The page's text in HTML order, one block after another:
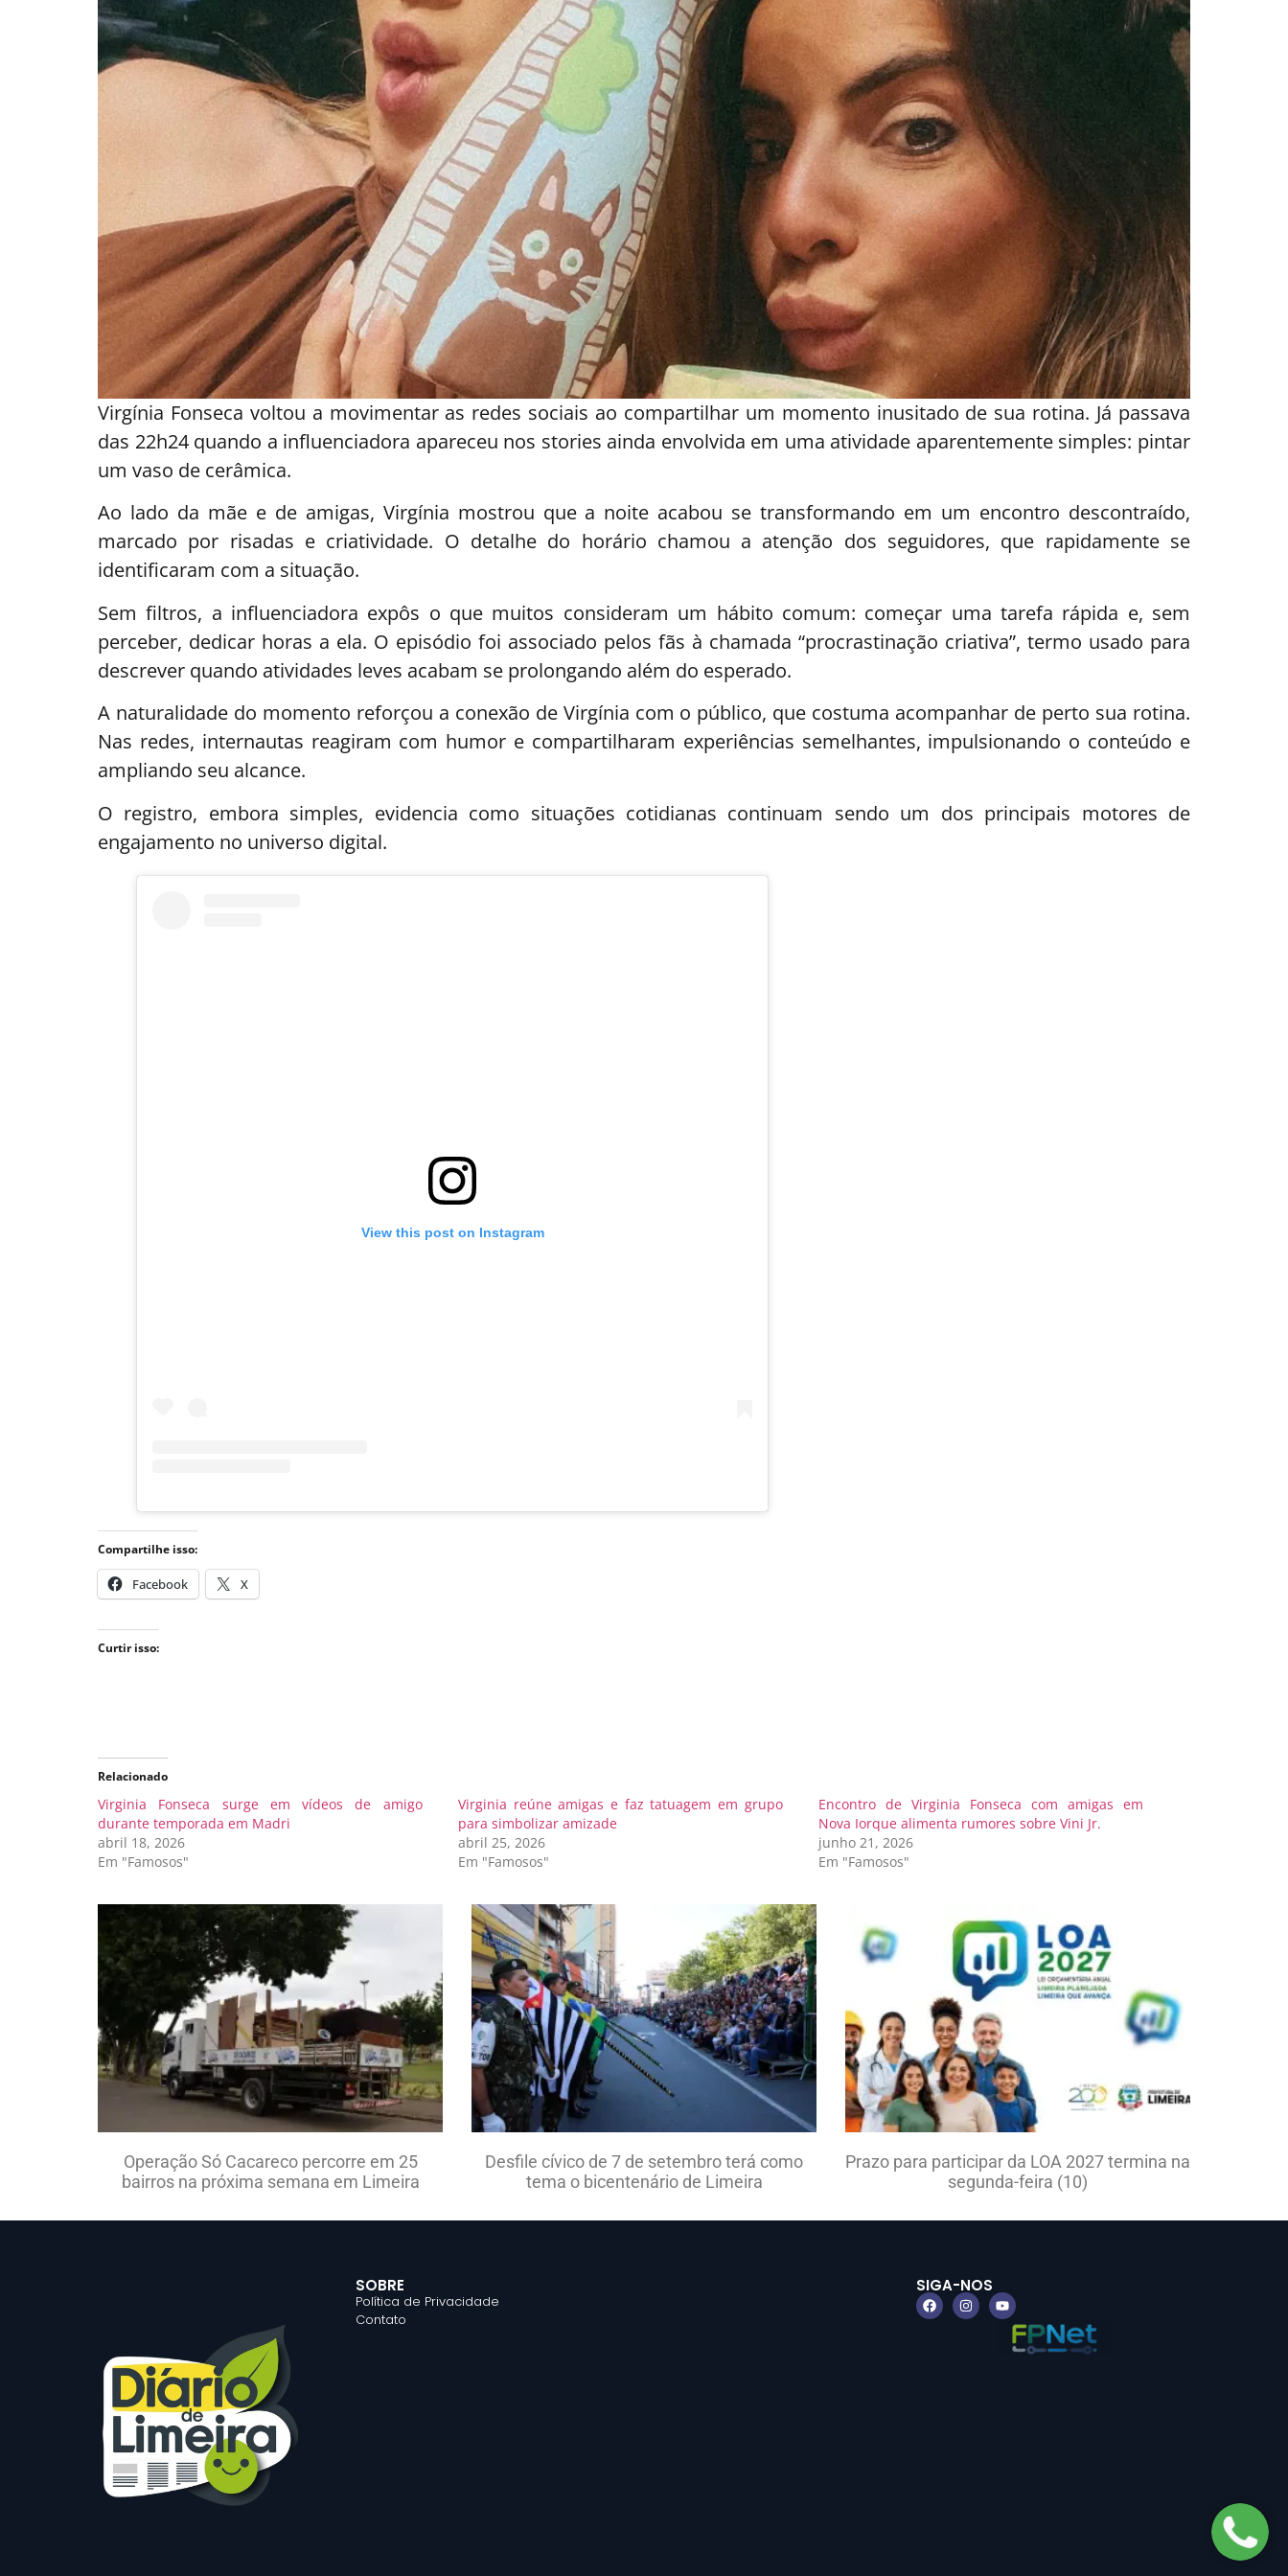
Virgínia Fonseca voltou a movimentar as redes sociais ao compartilhar um momento inusitado de sua rotina. Já passava
das 22h24 quando a influenciadora apareceu nos stories ainda envolvida em uma atividade aparentemente simples: pintar
um vaso de cerâmica.
Ao lado da mãe e de amigas, Virgínia mostrou que a noite acabou se transformando em um encontro descontraído,
marcado por risadas e criatividade. O detalhe do horário chamou a atenção dos seguidores, que rapidamente se
identificaram com a situação.
Sem filtros, a influenciadora expôs o que muitos consideram um hábito comum: começar uma tarefa rápida e, sem
perceber, dedicar horas a ela. O episódio foi associado pelos fãs à chamada “procrastinação criativa”, termo usado para
descrever quando atividades leves acabam se prolongando além do esperado.
A naturalidade do momento reforçou a conexão de Virgínia com o público, que costuma acompanhar de perto sua rotina.
Nas redes, internautas reagiram com humor e compartilharam experiências semelhantes, impulsionando o conteúdo e
ampliando seu alcance.
O registro, embora simples, evidencia como situações cotidianas continuam sendo um dos principais motores de
engajamento no universo digital.
View this post on Instagram
Compartilhe isso:
Facebook X
Curtir isso:
Relacionado
Virginia Fonseca surge em vídeos de amigo
durante temporada em Madri
abril 18, 2026
Em "Famosos"
Virginia reúne amigas e faz tatuagem em grupo
para simbolizar amizade
abril 25, 2026
Em "Famosos"
Encontro de Virginia Fonseca com amigas em
Nova Iorque alimenta rumores sobre Vini Jr.
junho 21, 2026
Em "Famosos"
Operação Só Cacareco percorre em 25
bairros na próxima semana em Limeira
Desfile cívico de 7 de setembro terá como
tema o bicentenário de Limeira
Prazo para participar da LOA 2027 termina na
segunda-feira (10)
SOBRE
Política de Privacidade
Contato
SIGA-NOS